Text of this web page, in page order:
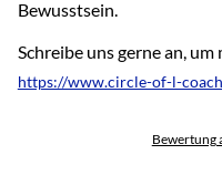
Bewusstsein.
Schreibe uns gerne an,
https://www.circle-of-l-
Bewertung